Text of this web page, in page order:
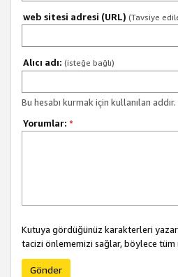
web sitesi adresi (URL) (Tavsiye
Alıcı adı: (isteğe bağlı)
Bu hesabı kurmak için kullanılan addır.
Yorumlar: *
Kutuya gördüğünüz karakterleri
tacizi önlememizi sağlar, böylece
Gönder